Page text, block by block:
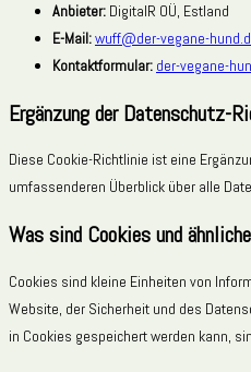
Anbieter: DigitalR OÜ, Estland
E-Mail:wuff@der-vegane-
Kontaktformular: der-vegane-
Ergänzung der Datenschutz-
Diese Cookie-Richtlinie ist eine
umfassenderen Überblick über alle
Was sind Cookies und
Cookies sind kleine Einheiten von
Website, der Sicherheit und des
in Cookies gespeichert werden kann,